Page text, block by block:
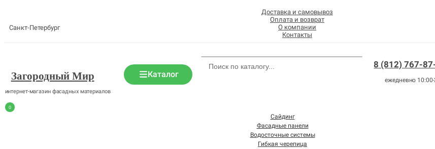
Санкт-Петербург
Доставка и самовывоз
Оплата и возврат
О компании
Контакты
Загородный Мир
интернет-магазин фасадных материалов
Каталог
8 (812) 767-
ежедневно
0
Сайдинг
Фасадные панели
Водосточные системы
Гибкая черепица